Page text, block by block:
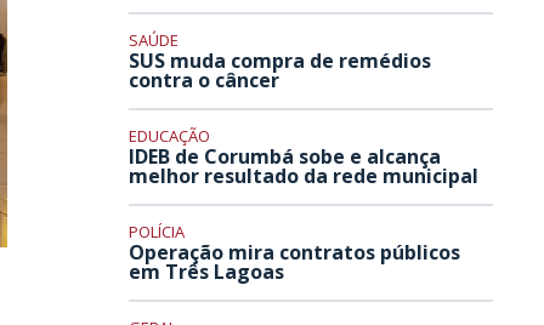
SAÚDE
SUS muda compra de remédios
contra o câncer
EDUCAÇÃO
IDEB de Corumbá sobe e alcança
melhor resultado da rede municipal
POLÍCIA
Operação mira contratos públicos
em Três Lagoas